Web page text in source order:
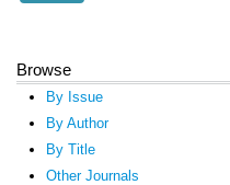
Browse
By Issue
By Author
By Title
Other Journals